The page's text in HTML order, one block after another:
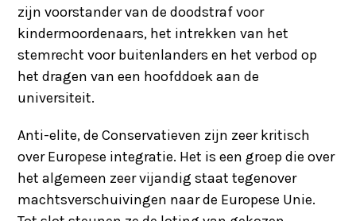
zijn voorstander van de doodstraf voor
kindermoordenaars, het intrekken van het
stemrecht voor buitenlanders en het verbod op
het dragen van een hoofddoek aan de
universiteit.
Anti-elite, de Conservatieven zijn zeer kritisch
over Europese integratie. Het is een groep die over
het algemeen zeer vijandig staat tegenover
machtsverschuivingen naar de Europese Unie.